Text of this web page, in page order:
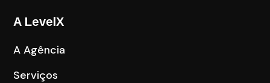
A LevelX
A Agência
Serviços